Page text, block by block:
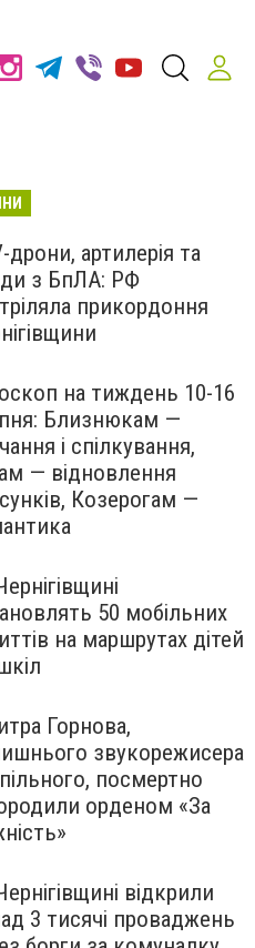
дрони, артилерія та
з БпЛА: РФ
прикордоння
на тиждень 10-16
Близнюкам —
і спілкування,
— відновлення
Козерогам —
50 мобільних
на маршрутах дітей
Горнова,
звукорежисера
посмертно
орденом «За
відкрили
3 тисячі проваджень